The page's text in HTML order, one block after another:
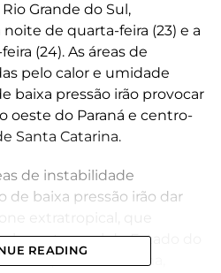
Grande do Sul,
de quarta-feira (23) e a
(24). As áreas de
pelo calor e umidade
baixa pressão irão provocar
oeste do Paraná e centro-
Santa Catarina.
de instabilidade
de baixa pressão irão dar
oeste e sul do Estado do
que ele se forma,
READING